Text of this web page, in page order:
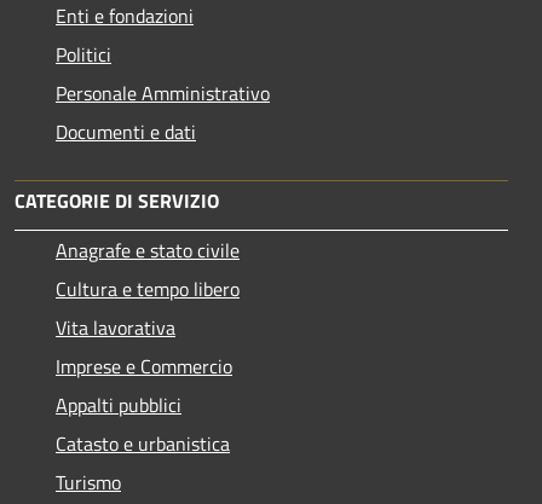
Enti e fondazioni
Politici
Personale Amministrativo
Documenti e dati
CATEGORIE DI SERVIZIO
Anagrafe e stato civile
Cultura e tempo libero
Vita lavorativa
Imprese e Commercio
Appalti pubblici
Catasto e urbanistica
Turismo